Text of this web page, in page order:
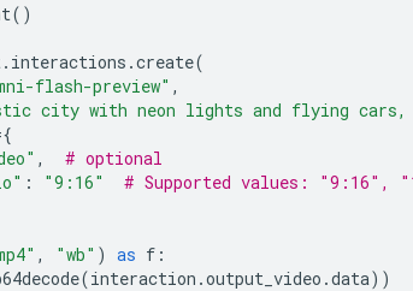
()
. interactions .create(
flash-preview" ,
city with neon lights and flying cars,
{
,
# optional
: "9:16"
# Supported values: "9:16",
, "wb" ) as f :
(interaction .output_video .data))